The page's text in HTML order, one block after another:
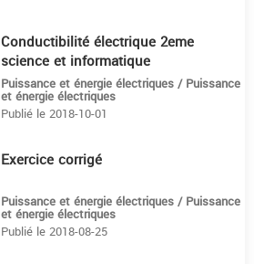
Conductibilité électrique 2eme
science et informatique
Puissance et énergie électriques / Puissance
et énergie électriques
Publié le 2018-10-01
Exercice corrigé
Puissance et énergie électriques / Puissance
et énergie électriques
Publié le 2018-08-25